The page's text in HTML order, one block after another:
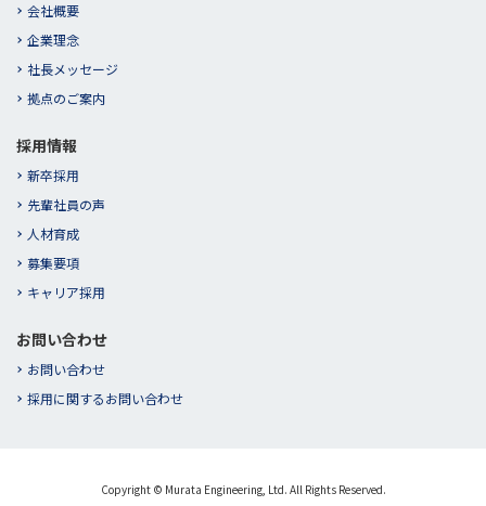
会社概要
企業理念
社長メッセージ
拠点のご案内
採用情報
新卒採用
先輩社員の声
人材育成
募集要項
キャリア採用
お問い合わせ
お問い合わせ
採用に関するお問い合わせ
Copyright © Murata Engineering, Ltd. All Rights Reserved.